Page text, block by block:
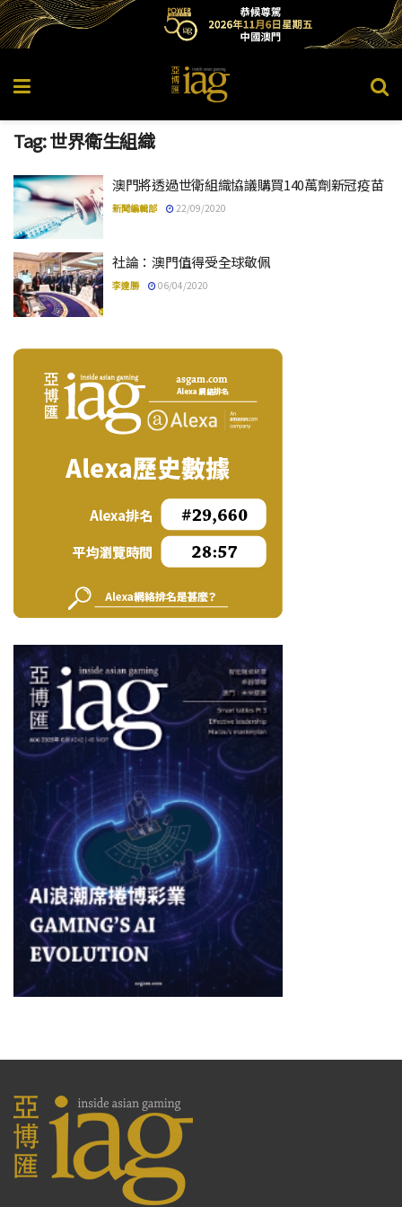
Tag:世界衛生組織
澳門將透過世衛組織協議購買140萬劑新冠疫苗
新聞編輯部 22/09/2020
社論：澳門值得受全球敬佩
李達勝 06/04/2020